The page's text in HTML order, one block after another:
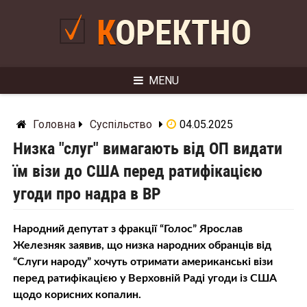
КОРЕКТНО
MENU
Головна Суспільство 04.05.2025
Низка "слуг" вимагають від ОП видати
їм візи до США перед ратифікацією
угоди про надра в ВР
Народний депутат з фракції “Голос” Ярослав
Железняк заявив, що низка народних обранців від
“Слуги народу” хочуть отримати американські візи
перед ратифікацією у Верховній Раді угоди із США
щодо корисних копалин.